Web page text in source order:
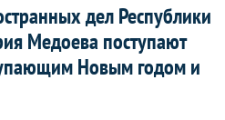
дел Республики
Медоева поступают
Новым годом и